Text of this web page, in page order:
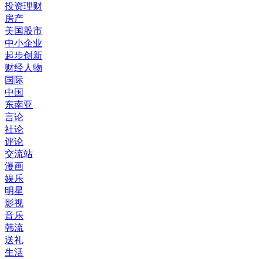
投资理财
房产
美国股市
中小企业
起步创新
财经人物
国际
中国
东南亚
言论
社论
评论
交流站
漫画
娱乐
明星
影视
音乐
韩流
送礼
生活